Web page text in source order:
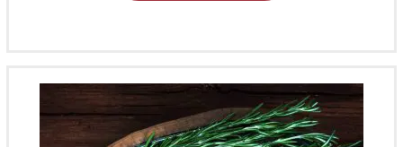
можна
вибрати
на